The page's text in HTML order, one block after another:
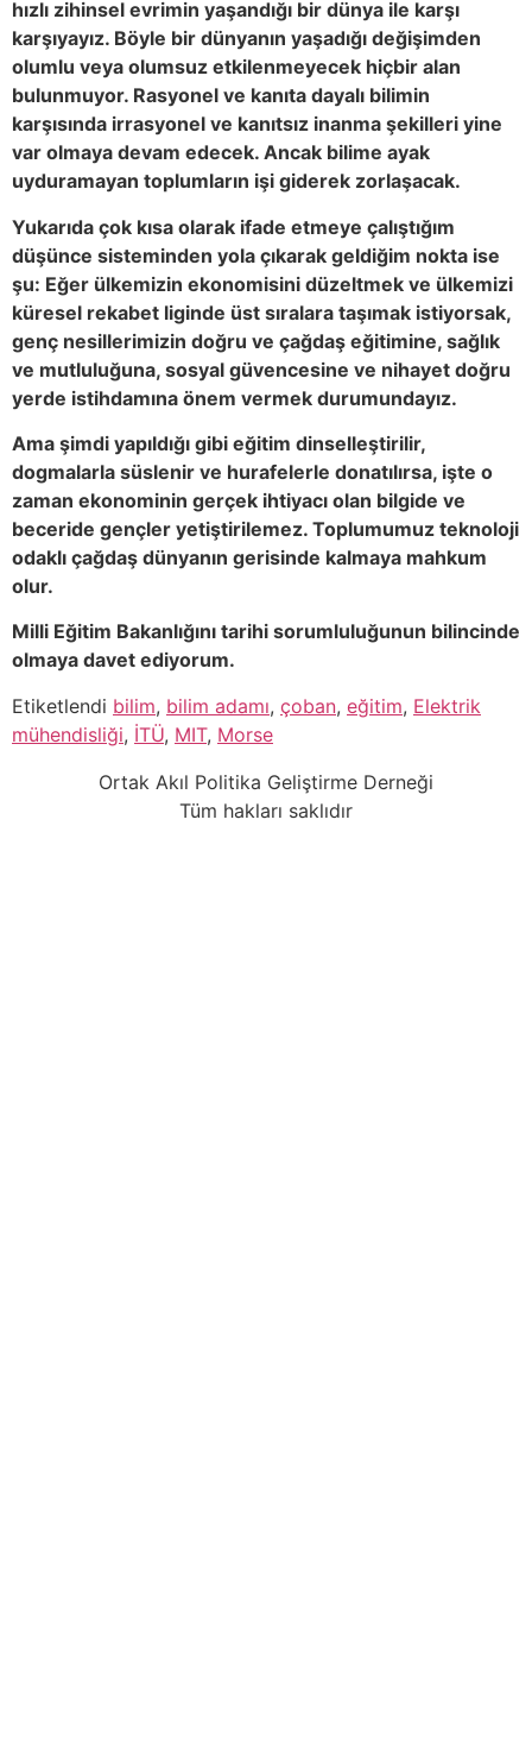
hızlı zihinsel evrimin yaşandığı bir dünya ile karşı
karşıyayız. Böyle bir dünyanın yaşadığı değişimden
olumlu veya olumsuz etkilenmeyecek hiçbir alan
bulunmuyor. Rasyonel ve kanıta dayalı bilimin
karşısında irrasyonel ve kanıtsız inanma şekilleri yine
var olmaya devam edecek. Ancak bilime ayak
uyduramayan toplumların işi giderek zorlaşacak.
Yukarıda çok kısa olarak ifade etmeye çalıştığım
düşünce sisteminden yola çıkarak geldiğim nokta ise
şu: Eğer ülkemizin ekonomisini düzeltmek ve ülkemizi
küresel rekabet liginde üst sıralara taşımak istiyorsak,
genç nesillerimizin doğru ve çağdaş eğitimine, sağlık
ve mutluluğuna, sosyal güvencesine ve nihayet doğru
yerde istihdamına önem vermek durumundayız.
Ama şimdi yapıldığı gibi eğitim dinselleştirilir,
dogmalarla süslenir ve hurafelerle donatılırsa, işte o
zaman ekonominin gerçek ihtiyacı olan bilgide ve
beceride gençler yetiştirilemez. Toplumumuz teknoloji
odaklı çağdaş dünyanın gerisinde kalmaya mahkum
olur.
Milli Eğitim Bakanlığını tarihi sorumluluğunun bilincinde
olmaya davet ediyorum.
Etiketlendi bilim, bilim adamı, çoban, eğitim, Elektrik
mühendisliği, İTÜ, MIT, Morse
Ortak Akıl Politika Geliştirme Derneği
Tüm hakları saklıdır